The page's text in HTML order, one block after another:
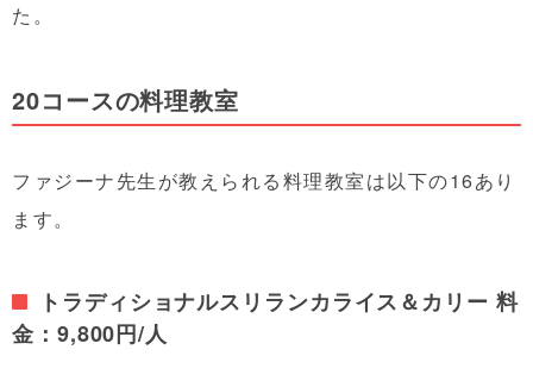
た。
20コースの料理教室
ファジーナ先生が教えられる料理教室は以下の16あり
ます。
トラディショナルスリランカライス＆カリー 料
金：9,800円/人